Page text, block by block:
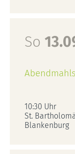
So
10:30 Uhr
St.
Blankenburg